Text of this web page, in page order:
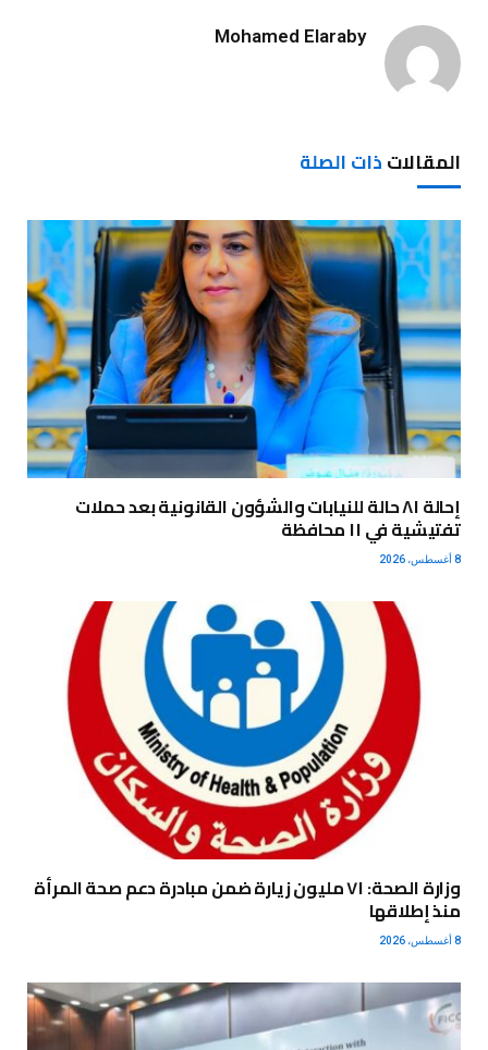
Mohamed Elaraby
المقالاتذات الصلة
إحالة ٨١ حالة للنيابات والشؤون القانونية بعد حملات
تفتيشية في ١١ محافظة
8 أغسطس، 2026
وزارة الصحة: ٧١ مليون زيارة ضمن مبادرة دعم صحة المرأة
منذ إطلاقها
8 أغسطس، 2026